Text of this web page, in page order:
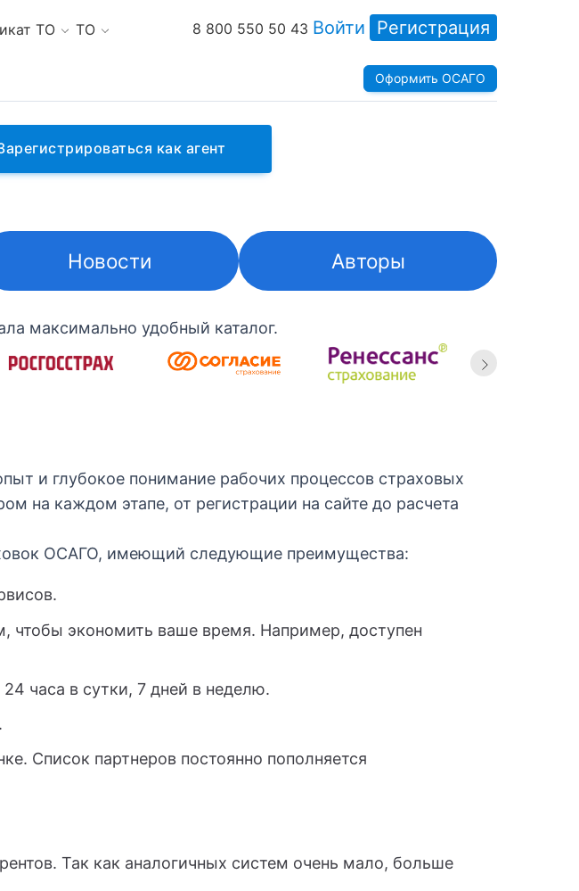
ТО ТО 8 800 550 50 43 Войти Регистрация
Оформить ОСАГО
как агент
Новости Авторы
максимально удобный каталог.
и глубокое понимание рабочих процессов страховых
на каждом этапе, от регистрации на сайте до расчета
ОСАГО, имеющий следующие преимущества:
чтобы экономить ваше время. Например, доступен
часа в сутки, 7 дней в неделю.
.
Список партнеров постоянно пополняется
Так как аналогичных систем очень мало, больше